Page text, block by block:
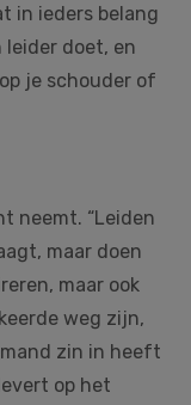
in ieders belang
leider doet, en
je schouder of
neemt. “Leiden
maar doen
maar ook
weg zijn,
zin in heeft
op het